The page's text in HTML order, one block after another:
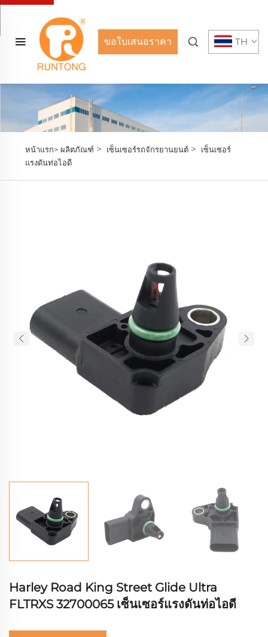
ขอใบเสนอราคา TH
หน้าแรก> ผลิตภัณฑ์> เซ็นเซอร์รถจักรยานยนต์>
เซ็นเซอร์
แรงดันท่อไอดี
Harley Road King Street Glide Ultra
FLTRXS 32700065 เซ็นเซอร์แรงดันท่อไอดี